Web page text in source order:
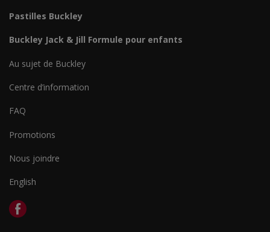
Pastilles Buckley
Buckley Jack & Jill Formule pour enfants
Au sujet de Buckley
Centre d’information
FAQ
Promotions
Nous joindre
English